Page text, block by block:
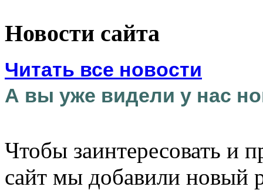
Новости сайта
Читать все новости
А вы уже видели у нас
Чтобы заинтересовать и
сайт мы добавили новый